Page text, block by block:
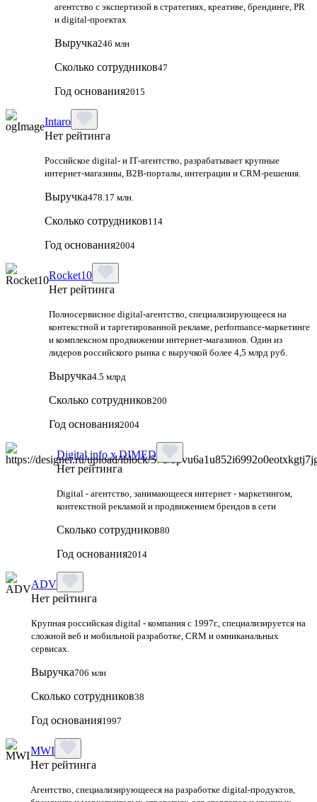
агентство с экспертизой в стратегиях, креативе, брендинге, PR
и digital‑проектах
Выручка246 млн
Сколько сотрудников47
Год основания2015
Intaro
Нет рейтинга
Российское digital‑ и IT‑агентство, разрабатывает крупные
интернет‑магазины, B2B‑порталы, интеграции и CRM‑решения.
Выручка478.17 млн.
Сколько сотрудников114
Год основания2004
Rocket10
Нет рейтинга
Полносервисное digital-агентство, специализирующееся на
контекстной и таргетированной рекламе, performance-маркетинге
и комплексном продвижении интернет-магазинов. Один из
лидеров российского рынка с выручкой более 4,5 млрд руб.
Выручка4.5 млрд
Сколько сотрудников200
Год основания2004
Digital info x DIMED
Нет рейтинга
Digital - агентство, занимающееся интернет - маркетингом,
контекстной рекламой и продвижением брендов в сети
Сколько сотрудников80
Год основания2014
ADV
Нет рейтинга
Крупная российская digital - компания с 1997г., специализируется на
сложной веб и мобильной разработке, CRM и омниканальных
сервисах.
Выручка706 млн
Сколько сотрудников38
Год основания1997
MWI
Нет рейтинга
Агентство, специализирующееся на разработке digital-продуктов,